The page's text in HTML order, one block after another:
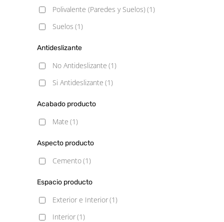
Polivalente (Paredes y Suelos)(1)
Suelos (1)
Antideslizante
No Antideslizante (1)
Si Antideslizante (1)
Acabado producto
Mate (1)
Aspecto producto
Cemento(1)
Espacio producto
Exterior e Interior(1)
Interior(1)